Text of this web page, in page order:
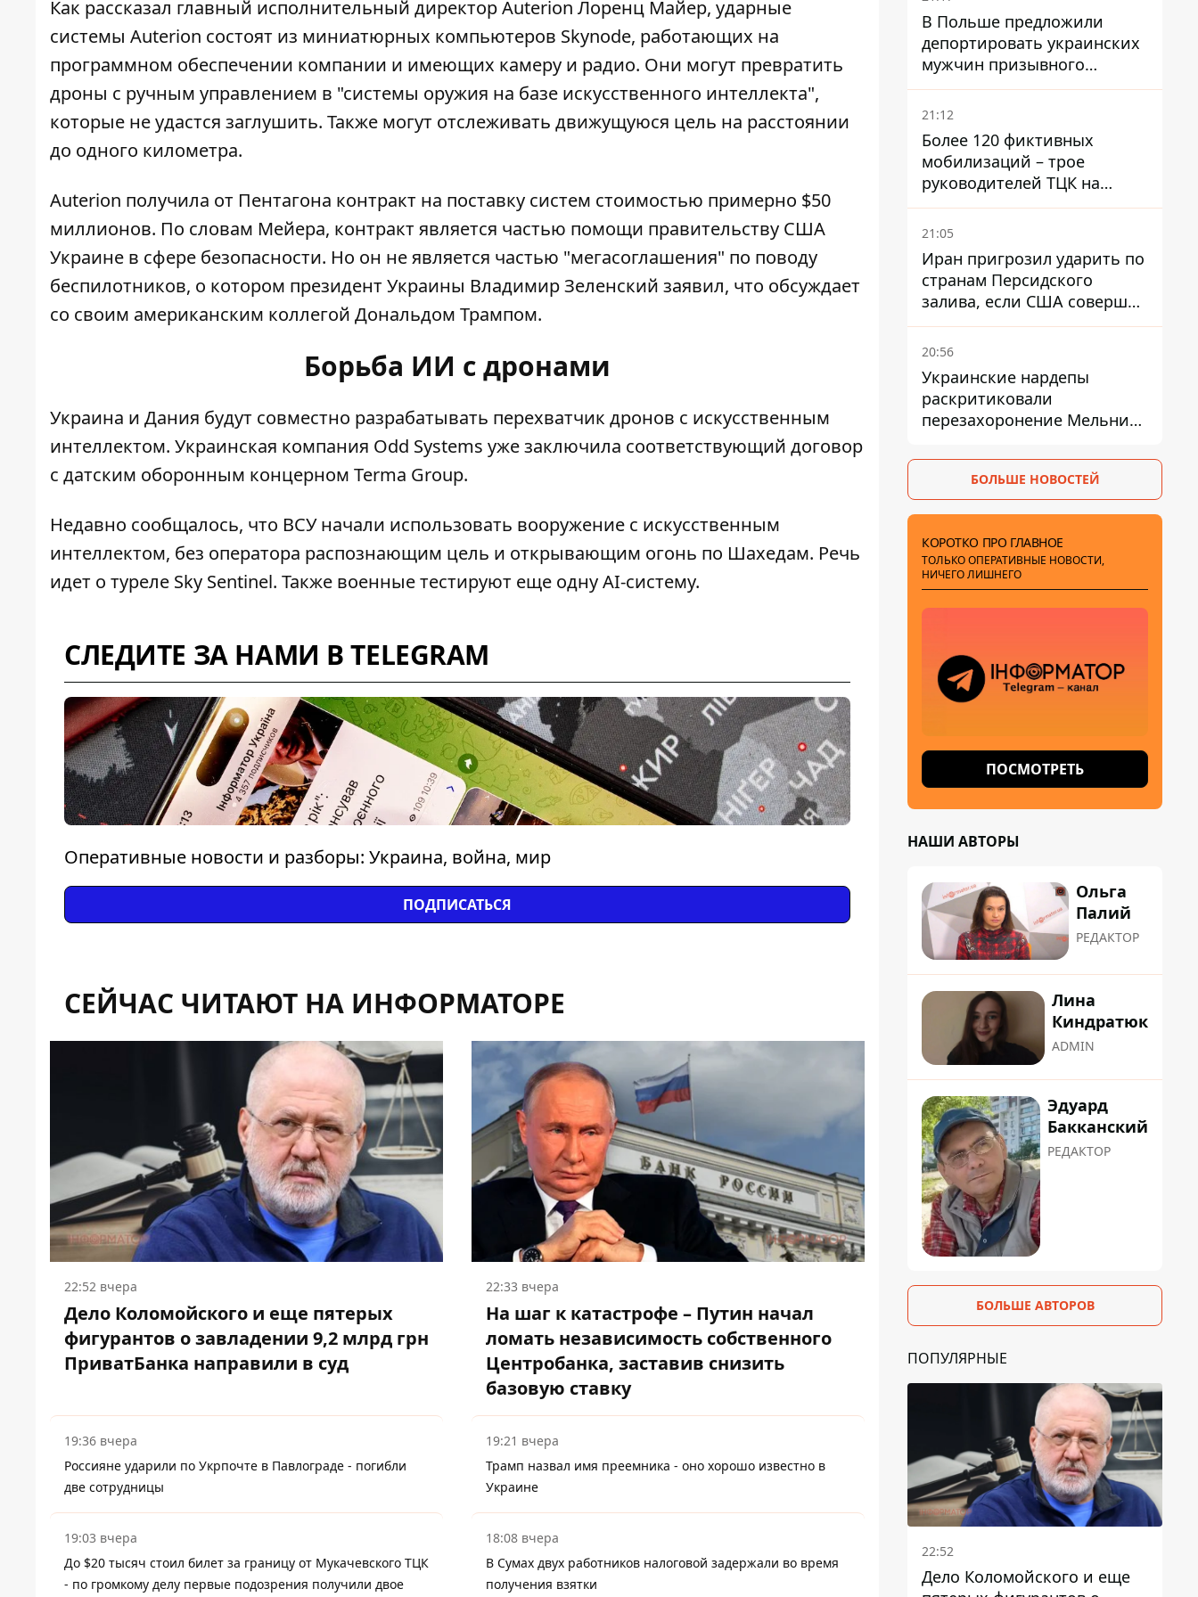
Как рассказал главный исполнительный директор Auterion Лоренц Майер, ударные
системы Auterion состоят из миниатюрных компьютеров Skynode, работающих на
программном обеспечении компании и имеющих камеру и радио. Они могут превратить
дроны с ручным управлением в "системы оружия на базе искусственного интеллекта",
которые не удастся заглушить. Также могут отслеживать движущуюся цель на расстоянии
до одного километра.
Auterion получила от Пентагона контракт на поставку систем стоимостью примерно $50
миллионов. По словам Мейера, контракт является частью помощи правительству США
Украине в сфере безопасности. Но он не является частью "мегасоглашения" по поводу
беспилотников, о котором президент Украины Владимир Зеленский заявил, что обсуждает
со своим американским коллегой Дональдом Трампом.
Борьба ИИ с дронами
Украина и Дания будут совместно разрабатывать перехватчик дронов с искусственным
интеллектом. Украинская компания Odd Systems уже заключила соответствующий договор
с датским оборонным концерном Terma Group.
Недавно сообщалось, что ВСУ начали использовать вооружение с искусственным
интеллектом, без оператора распознающим цель и открывающим огонь по Шахедам. Речь
идет о туреле Sky Sentinel. Также военные тестируют еще одну AI-систему.
СЛЕДИТЕ ЗА НАМИ В TELEGRAM
Оперативные новости и разборы: Украина, война, мир
ПОДПИСАТЬСЯ
СЕЙЧАС ЧИТАЮТ НА ИНФОРМАТОРЕ
22:52 вчера
Дело Коломойского и еще пятерых
фигурантов о завладении 9,2 млрд грн
ПриватБанка направили в суд
22:33 вчера
На шаг к катастрофе – Путин начал
ломать независимость собственного
Центробанка, заставив снизить
базовую ставку
19:36 вчера
Россияне ударили по Укрпочте в Павлограде - погибли
две сотрудницы
19:21 вчера
Трамп назвал имя преемника - оно хорошо известно в
Украине
19:03 вчера
До $20 тысяч стоил билет за границу от Мукачевского ТЦК
- по громкому делу первые подозрения получили двое
18:08 вчера
В Сумах двух работников налоговой задержали во время
получения взятки
В Польше предложили
депортировать украинских
мужчин призывного
возраста - кого это может
затронуть
21:12
Более 120 фиктивных
мобилизаций – трое
руководителей ТЦК на
Волыни и Буковине
получили подозрения за
21:05
Иран пригрозил ударить по
странам Персидского
залива, если США совершат
хотя бы одну атаку - Reuters
20:56
Украинские нардепы
раскритиковали
перезахоронение Мельника
дипломатической изоляции
БОЛЬШЕ НОВОСТЕЙ
КОРОТКО ПРО ГЛАВНОЕ
ТОЛЬКО ОПЕРАТИВНЫЕ НОВОСТИ,
НИЧЕГО ЛИШНЕГО
ПОСМОТРЕТЬ
НАШИ АВТОРЫ
Ольга
Палий
РЕДАКТОР
Лина
Киндратюк
ADMIN
Эдуард
Бакканский
РЕДАКТОР
БОЛЬШЕ АВТОРОВ
ПОПУЛЯРНЫЕ
22:52
Дело Коломойского и еще